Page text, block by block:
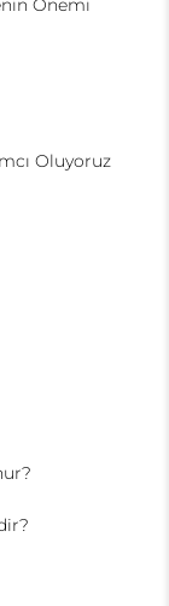
Önemi
Oluyoruz